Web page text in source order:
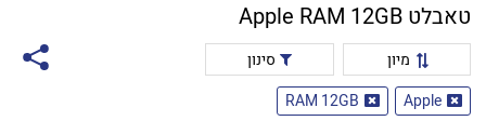
טאבלט Apple RAM 12GB
מיון
סינון
Apple
RAM 12GB